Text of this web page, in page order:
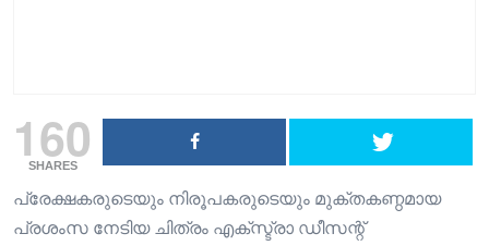
160
SHARES
പ്രേക്ഷകരുടെയും നിരൂപകരുടെയും മുക്തകണ്ഠമായ
പ്രശംസ നേടിയ ചിത്രം എക്സ്ട്രാ ഡീസന്റ്